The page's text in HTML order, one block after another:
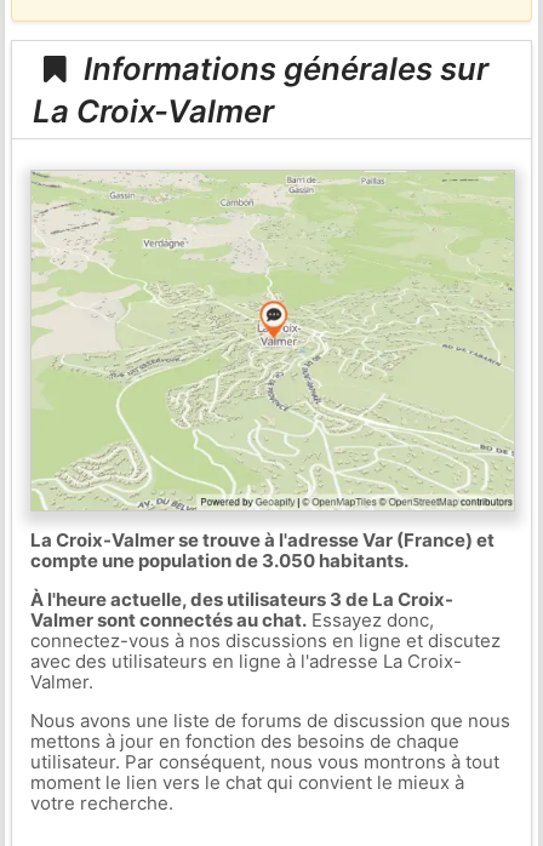
Informations générales sur
La Croix-Valmer
La Croix-Valmer se trouve à l'adresse Var (France) et
compte une population de 3.050 habitants.
À l'heure actuelle, des utilisateurs 3 de La Croix-
Valmer sont connectés au chat.Essayez donc,
connectez-vous à nos discussions en ligne et discutez
avec des utilisateurs en ligne à l'adresse La Croix-
Valmer.
Nous avons une liste de forums de discussion que nous
mettons à jour en fonction des besoins de chaque
utilisateur. Par conséquent, nous vous montrons à tout
moment le lien vers le chat qui convient le mieux à
votre recherche.